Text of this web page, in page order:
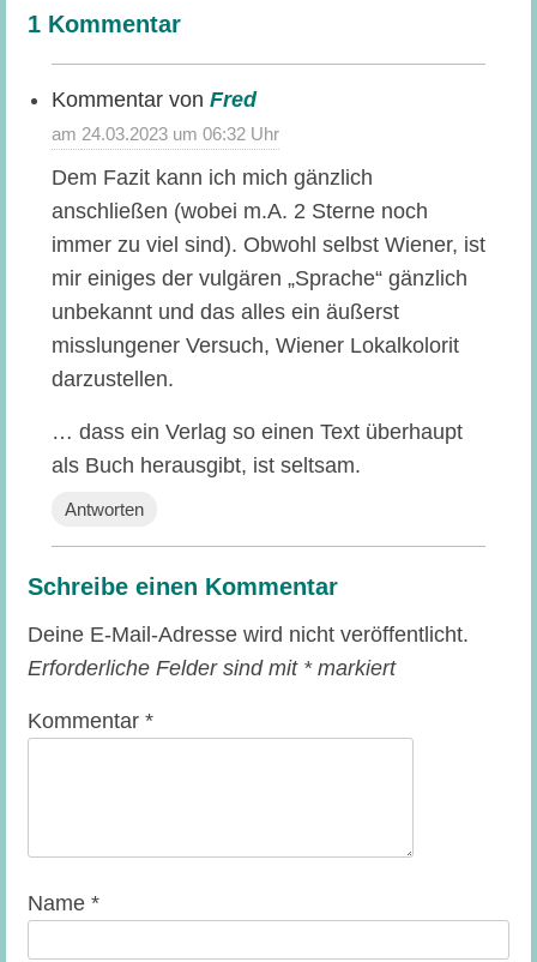
1 Kommentar
Fred
24.03.2023 um 06:32 Uhr
Dem Fazit kann ich mich gänzlich
anschließen (wobei m.A. 2 Sterne noch
immer zu viel sind). Obwohl selbst Wiener, ist
mir einiges der vulgären „Sprache“ gänzlich
unbekannt und das alles ein äußerst
misslungener Versuch, Wiener Lokalkolorit
darzustellen.
… dass ein Verlag so einen Text überhaupt
als Buch herausgibt, ist seltsam.
Antworten
Schreibe einen Kommentar
Deine E-Mail-Adresse wird nicht veröffentlicht.
Erforderliche Felder sind mit *markiert
Kommentar *
Name *